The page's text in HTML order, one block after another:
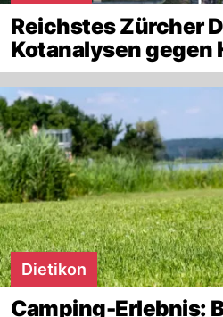
Reichstes Zürcher
Kotanalysen gegen
Dietikon
Camping-Erlebnis: